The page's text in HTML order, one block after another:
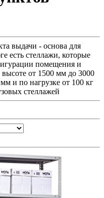
выдачи - основа для
есть стеллажи, которые
помещения и
от 1500 мм до 3000
и по нагрузке от 100 кг
стеллажей